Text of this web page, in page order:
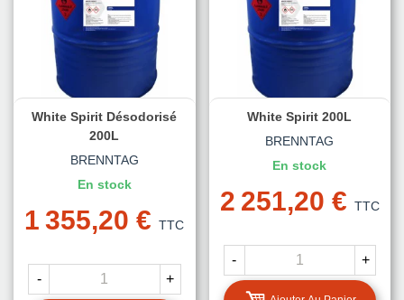
White Spirit Désodorisé
200L
BRENNTAG
En stock
1 355,20 € TTC
- +
White Spirit 200L
BRENNTAG
En stock
2 251,20 € TTC
- +